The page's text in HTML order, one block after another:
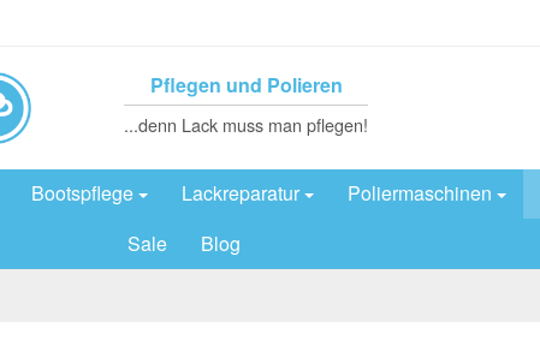
Pflegen und Polieren
...denn Lack muss man pflegen!
Bootspflege Lackreparatur Poliermaschinen
Sale
Blog